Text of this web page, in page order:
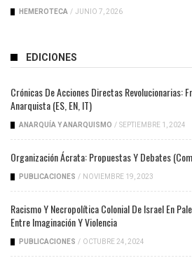
HEMEROTECA / JUNIO 7, 2026
EDICIONES
Crónicas De Acciones Directas Revolucionarias:
Anarquista (ES, EN, IT)
ANARQUÍA Y ANARQUISMO / SEPTIEMBRE 1, 2024
Organización Ácrata: Propuestas Y Debates
PUBLICACIONES / NOVIEMBRE 19, 2023
Racismo Y Necropolítica Colonial De Israel En
Entre Imaginación Y Violencia
PUBLICACIONES / OCTUBRE 24, 2024